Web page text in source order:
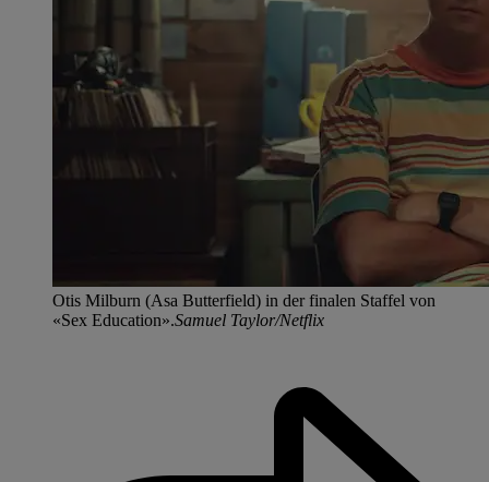
Otis Milburn (Asa Butterfield) in der finalen Staffel von
«Sex Education».Samuel Taylor/Netflix